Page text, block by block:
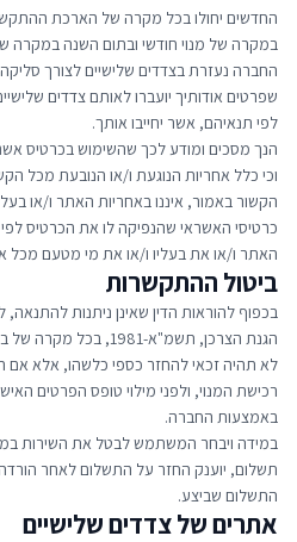
החדשים יחולו בכל מקרה של הארכת
במקרה של מנוי חודשי ובתום השנה במקרה
החברה נעזרת בצדדים שלישיים לצורך
שפרטים אודותיך יועברו לאותם צדדים
לפי תנאיהם, אשר יחייבו אותך.
הנך מסכים ומודע לכך שהשימוש בכרטיס
וכי כלל אחריות הנוגעת ו/או הנובעת מכל
הקשור באמור, איננו באחריות האתר ו/או
כרטיסי האשראי שהנפיקה לו את הכרטיס
האתר ו/או את בעליו ו/או את מי מטעם מכל
ביטול ההתקשרות
בכפוף להוראות הדין שאינן ניתנות להתנאה,
הגנת הצרכן, תשמ"א-
רכישת המנוי, ולפני מילוי טופס הפרטים
באמצעות החברה.
התשלום שביצע.
אתרים של צדדים שלישיים